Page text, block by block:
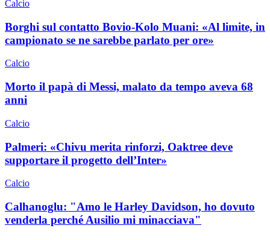
Calcio
Borghi sul contatto Bovio-Kolo Muani: «Al limite, in
campionato se ne sarebbe parlato per ore»
Calcio
Morto il papà di Messi, malato da tempo aveva 68
anni
Calcio
Palmeri: «Chivu merita rinforzi, Oaktree deve
supportare il progetto dell’Inter»
Calcio
Calhanoglu: "Amo le Harley Davidson, ho dovuto
venderla perché Ausilio mi minacciava"